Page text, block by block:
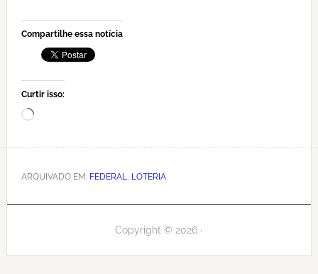
Compartilhe essa notícia
Curtir isso:
Carregando...
ARQUIVADO EM: FEDERAL, LOTERIA
Copyright © 2026 ·